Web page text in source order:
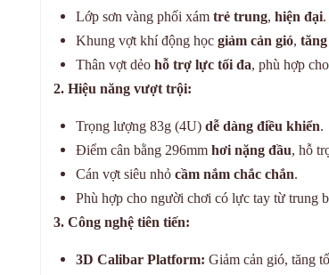
Lớp sơn vàng phối xám trẻ trung, hiện đại.
Khung vợt khí động học giảm cản gió,
Thân vợt dẻo hỗ trợ lực tối đa, phù hợp
2. Hiệu năng vượt trội:
Trọng lượng 83g (4U) dễ dàng điều khiển.
Điểm cân bằng 296mm hơi nặng đầu, hỗ
Cán vợt siêu nhỏ cầm nắm chắc chắn.
Phù hợp cho người chơi có lực tay từ trung
3. Công nghệ tiên tiến:
3D Calibar Platform: Giảm cản gió, tăng